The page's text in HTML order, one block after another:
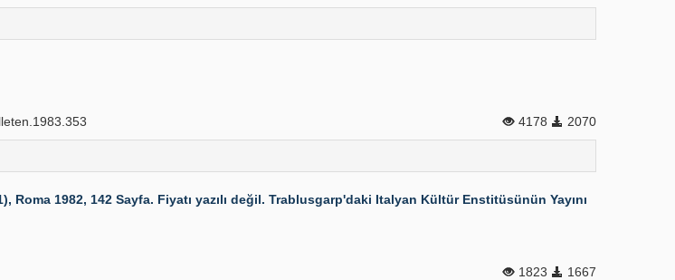
4178 2070
1982, 142 Sayfa. Fiyatı yazılı değil. Trablusgarp'daki Italyan Kültür Enstitüsünün Yayını
1823 1667